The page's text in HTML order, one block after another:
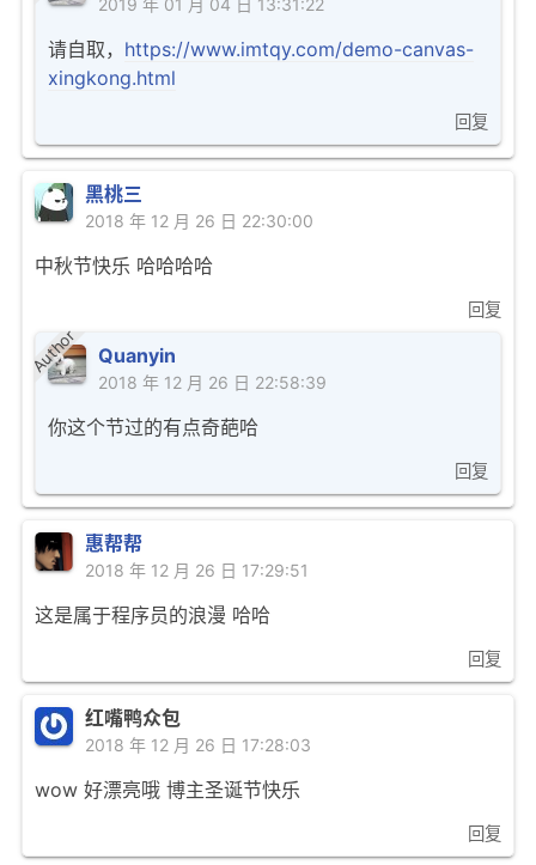
2019 年 01 月 04 日 13:31:22
请自取， https://www.imtqy.com/demo-canvas-
xingkong.html
回复
黑桃三
2018 年 12 月 26 日 22:30:00
中秋节快乐 哈哈哈哈
回复
Quanyin
Author
2018 年 12 月 26 日 22:58:39
你这个节过的有点奇葩哈
回复
惠帮帮
2018 年 12 月 26 日 17:29:51
这是属于程序员的浪漫 哈哈
回复
红嘴鸭众包
2018 年 12 月 26 日 17:28:03
wow 好漂亮哦 博主圣诞节快乐
回复